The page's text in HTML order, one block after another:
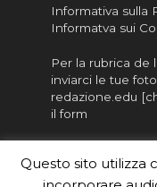
Informativa sulla
Informatva sui
Per la rubrica de
inviarci le tue
redazione.edu
il form
distribuire nella
Questo sito utilizza